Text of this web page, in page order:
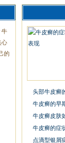
牛
心
的
头部牛皮癣
牛皮癣的早
牛皮癣皮肤
牛皮癣的症
点滴型银屑